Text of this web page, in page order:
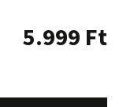
5.999 Ft